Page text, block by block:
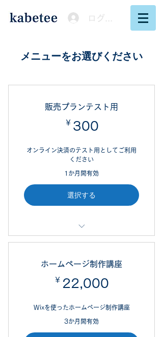
ログイン
メニューをお選びください
販売プランテスト用
￥ 300
オンライン決済のテスト用としてご利用
ください
1か月間有効
選択する
販売プラン（オンライン決済）のテ
ださい。
実際にクレジットカードで決済でき
ます。
ホームページ制作講座
￥ 22,000
Wixを使ったホームページ制作講座
3か月間有効